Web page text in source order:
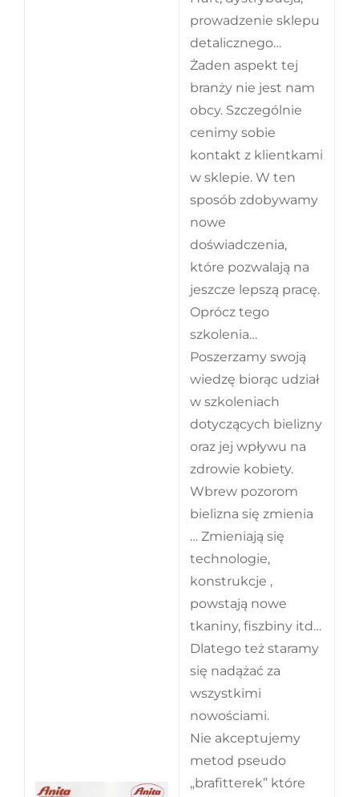
prowadzenie sklepu
detalicznego…
Żaden aspekt tej
branży nie jest nam
obcy. Szczególnie
cenimy sobie
kontakt z klientkami
w sklepie. W ten
sposób zdobywamy
nowe
doświadczenia,
które pozwalają na
jeszcze lepszą pracę.
Oprócz tego
szkolenia…
Poszerzamy swoją
wiedzę biorąc udział
w szkoleniach
dotyczących bielizny
oraz jej wpływu na
zdrowie kobiety.
Wbrew pozorom
bielizna się zmienia
… Zmieniają się
technologie,
konstrukcje ,
powstają nowe
tkaniny, fiszbiny itd…
Dlatego też staramy
się nadążać za
wszystkimi
nowościami.
Nie akceptujemy
metod pseudo
„brafitterek” które